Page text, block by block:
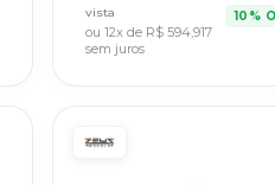
vista
ou 12x de R$ 594,917
sem juros
10%